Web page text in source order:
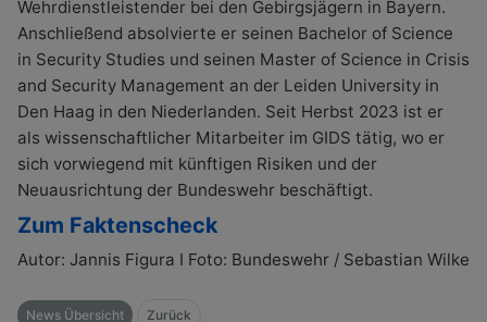
Wehrdienstleistender bei den Gebirgsjägern in Bayern.
Anschließend absolvierte er seinen Bachelor of Science
in Security Studies und seinen Master of Science in Crisis
and Security Management an der Leiden University in
Den Haag in den Niederlanden. Seit Herbst 2023 ist er
als wissenschaftlicher Mitarbeiter im GIDS tätig, wo er
sich vorwiegend mit künftigen Risiken und der
Neuausrichtung der Bundeswehr beschäftigt.
Zum Faktenscheck
Autor: Jannis Figura I Foto: Bundeswehr / Sebastian Wilke
News Übersicht Zurück